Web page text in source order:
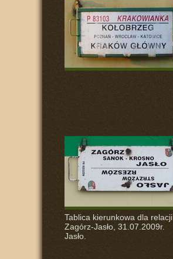
Tablica kierunkowa dla relacji
Zagórz-Jasło, 31.07.2009r.
Jasło.